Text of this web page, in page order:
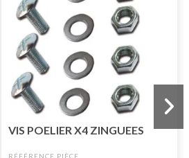
VIS POELIER X4 ZINGUEES